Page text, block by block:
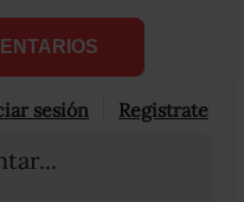
sesión Registrate